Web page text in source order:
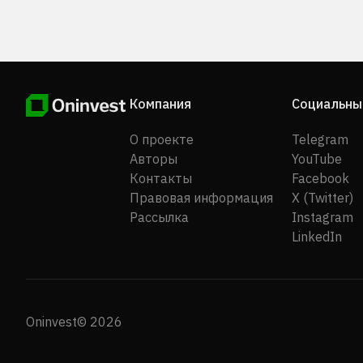
Компания
О проекте
Авторы
Контакты
Правовая информация
Рассылка
Telegram
YouTube
Facebook
X (Twitter)
Instagram
LinkedIn
Oninvest© 2026